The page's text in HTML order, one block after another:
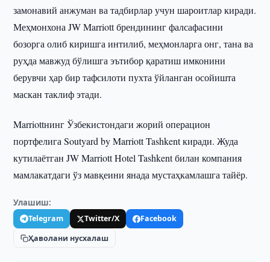
замонавий анжуман ва тадбирлар учун шароитлар киради.
Меҳмонхона JW Marriott брендининг фалсафасини
бозорга олиб киришга интилиб, меҳмонларга онг, тана ва
руҳда мавжуд бўлишга эътибор қаратиш имконини
берувчи ҳар бир тафсилоти пухта ўйланган осойишта
маскан таклиф этади.
Marriottнинг Ўзбекистондаги жорий операцион
портфелига Soutyard by Marriott Tashkent киради. Жуда
кутилаётган JW Marriott Hotel Tashkent билан компания
мамлакатдаги ўз мавқеини янада мустаҳкамлашга тайёр.
Улашиш:
Telegram Twitter/X
Facebook
Ҳаволани нусхалаш